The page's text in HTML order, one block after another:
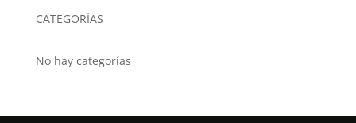
CATEGORÍAS
No hay categorías